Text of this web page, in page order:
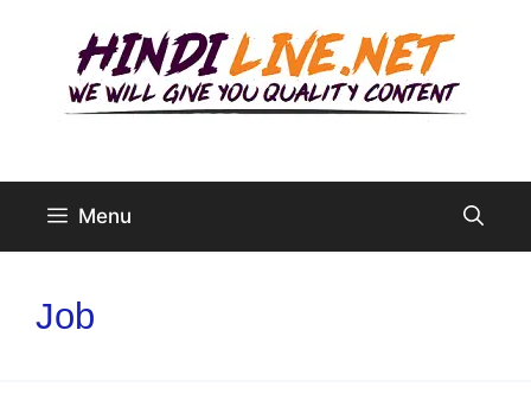
content
Menu
Job